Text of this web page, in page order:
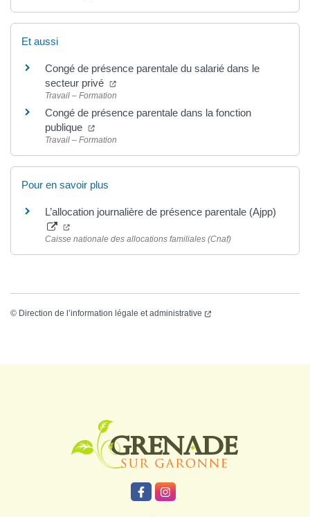
Et aussi
Congé de présence parentale du salarié dans le
secteur privé
Travail – Formation
Congé de présence parentale dans la fonction
publique
Travail – Formation
Pour en savoir plus
L’allocation journalière de présence parentale (Ajpp)
Caisse nationale des allocations familiales (Cnaf)
© Direction de l’information légale et administrative
Lien vers le compte Facebook
Lien vers le compte